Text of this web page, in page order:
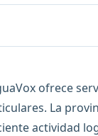
ofrece
La
actividad